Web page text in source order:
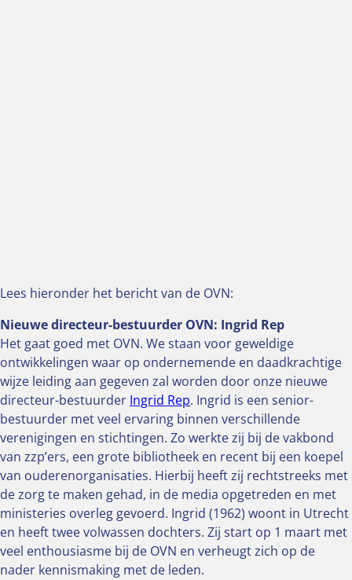
Lees hieronder het bericht van de OVN:
Nieuwe directeur-bestuurder OVN: Ingrid Rep
Het gaat goed met OVN. We staan voor geweldige
ontwikkelingen waar op ondernemende en daadkrachtige
wijze leiding aan gegeven zal worden door onze nieuwe
directeur-bestuurder Ingrid Rep. Ingrid is een senior-
bestuurder met veel ervaring binnen verschillende
verenigingen en stichtingen. Zo werkte zij bij de vakbond
van zzp’ers, een grote bibliotheek en recent bij een koepel
van ouderenorganisaties. Hierbij heeft zij rechtstreeks met
de zorg te maken gehad, in de media opgetreden en met
ministeries overleg gevoerd. Ingrid (1962) woont in Utrecht
en heeft twee volwassen dochters. Zij start op 1 maart met
veel enthousiasme bij de OVN en verheugt zich op de
nader kennismaking met de leden.